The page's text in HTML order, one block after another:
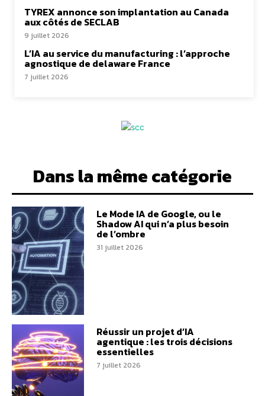
TYREX annonce son implantation au Canada
aux côtés de SECLAB
9 juillet 2026
L’IA au service du manufacturing : l’approche
agnostique de delaware France
7 juillet 2026
Dans la même catégorie
Le Mode IA de Google, ou le
Shadow AI qui n’a plus besoin
de l’ombre
31 juillet 2026
Réussir un projet d’IA
agentique : les trois décisions
essentielles
7 juillet 2026